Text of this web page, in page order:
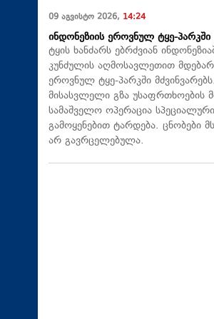
09 აგვისტო 2026, 14:24
ინდონეზიის ეროვნულ ტყე-პარკში
ტყის ხანძარს ებრძვიან
კუნძულის აღმოსავლეთით
ეროვნულ ტყე-პარკში
მისასვლელი გზა უსაფრთხოების
სამაშველო ოპერაცია სპეციალური
გამოყენებით ტარდება. ცნობები
არ გავრცელებულა.